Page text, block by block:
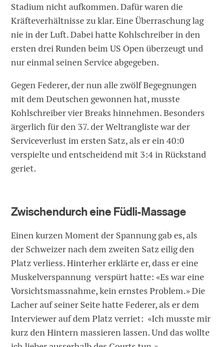
Stadium nicht aufkommen. Dafür waren die
Kräfteverhältnisse zu klar. Eine Überraschung lag
nie in der Luft. Dabei hatte Kohlschreiber in den
ersten drei Runden beim US Open überzeugt und
nur einmal seinen Service abgegeben.
Gegen Federer, der nun alle zwölf Begegnungen
mit dem Deutschen gewonnen hat, musste
Kohlschreiber vier Breaks hinnehmen. Besonders
ärgerlich für den 37. der Weltrangliste war der
Serviceverlust im ersten Satz, als er ein 40:0
verspielte und entscheidend mit 3:4 in Rückstand
geriet.
Zwischendurch eine Füdli-Massage
Einen kurzen Moment der Spannung gab es, als
der Schweizer nach dem zweiten Satz eilig den
Platz verliess. Hinterher erklärte er, dass er eine
Muskelverspannung verspürt hatte: «Es war eine
Vorsichtsmassnahme, kein ernstes Problem.» Die
Lacher auf seiner Seite hatte Federer, als er dem
Interviewer auf dem Platz verriet: «Ich musste mir
kurz den Hintern massieren lassen. Und das wollte